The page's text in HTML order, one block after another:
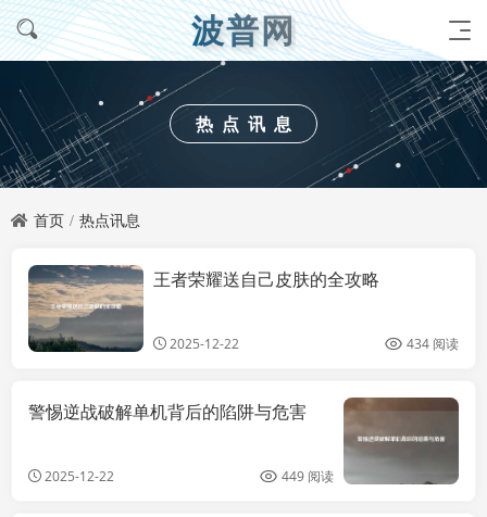
波普网
热点讯息
首页 热点讯息
热点讯息
王者荣耀送自己皮肤的全攻略
2025-12-22 434 阅读
警惕逆战破解单机背后的陷阱与危害
2025-12-22 449 阅读